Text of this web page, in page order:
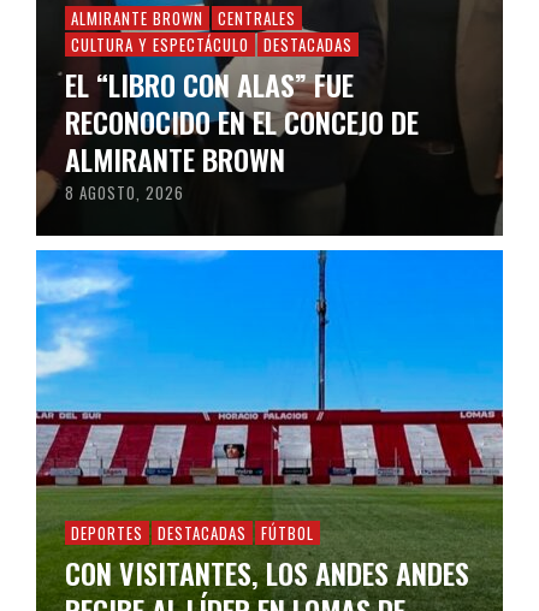
ALMIRANTE BROWN
CENTRALES
CULTURA Y ESPECTÁCULO
DESTACADAS
EL “LIBRO CON ALAS” FUE
RECONOCIDO EN EL CONCEJO DE
ALMIRANTE BROWN
8 AGOSTO, 2026
DEPORTES DESTACADAS FÚTBOL
CON VISITANTES, LOS ANDES ANDES